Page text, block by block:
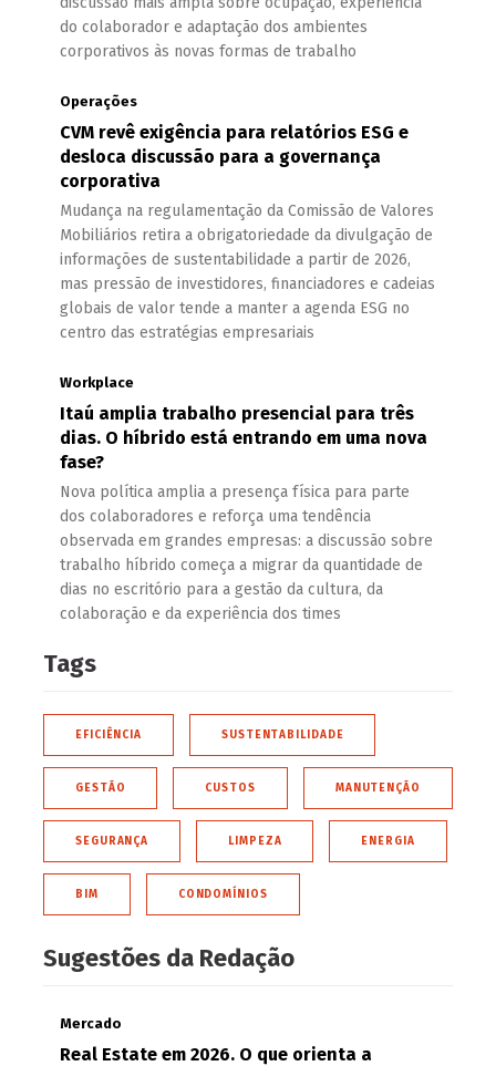
do colaborador e adaptação dos ambientes
corporativos às novas formas de trabalho
Operações
CVM revê exigência para relatórios ESG e
desloca discussão para a governança
corporativa
Mudança na regulamentação da Comissão de Valores
Mobiliários retira a obrigatoriedade da divulgação de
informações de sustentabilidade a partir de 2026,
mas pressão de investidores, financiadores e cadeias
globais de valor tende a manter a agenda ESG no
centro das estratégias empresariais
Workplace
Itaú amplia trabalho presencial para três
dias. O híbrido está entrando em uma nova
fase?
Nova política amplia a presença física para parte
dos colaboradores e reforça uma tendência
observada em grandes empresas: a discussão sobre
trabalho híbrido começa a migrar da quantidade de
dias no escritório para a gestão da cultura, da
colaboração e da experiência dos times
Tags
EFICIÊNCIA SUSTENTABILIDADE
GESTÃO CUSTOS MANUTENÇÃO
SEGURANÇA LIMPEZA ENERGIA
BIM CONDOMÍNIOS
Sugestões da Redação
Mercado
Real Estate em 2026. O que orienta a